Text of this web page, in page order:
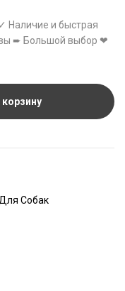
✓ Наличие и быстрая
➨ Большой выбор ❤
корзину
Собак